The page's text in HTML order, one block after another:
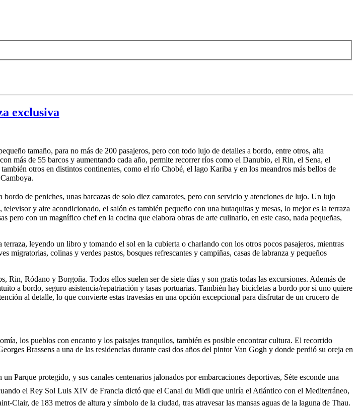
exclusiva
tamaño, para no más de 200 pasajeros, pero con todo lujo de detalles a bordo, entre otros, alta
más de 55 barcos y aumentando cada año, permite recorrer ríos como el Danubio, el Rin, el Sena, el
otros en distintos continentes, como el río Chobé, el lago Kariba y en los meandros más bellos de
de peniches, unas barcazas de solo diez camarotes, pero con servicio y atenciones de lujo. Un lujo
y aire acondicionado, el salón es también pequeño con una butaquitas y mesas, lo mejor es la terraza
pero con un magnífico chef en la cocina que elabora obras de arte culinario, en este caso, nada pequeñas,
leyendo un libro y tomando el sol en la cubierta o charlando con los otros pocos pasajeros, mientras
colinas y verdes pastos, bosques refrescantes y campiñas, casas de labranza y pequeños
Ródano y Borgoña. Todos ellos suelen ser de siete días y son gratis todas las excursiones. Además de
a bordo, seguro asistencia/repatriación y tasas portuarias. También hay bicicletas a bordo por si uno quiere
al detalle, lo que convierte estas travesías en una opción excepcional para disfrutar de un crucero de
los pueblos con encanto y los paisajes tranquilos, también es posible encontrar cultura. El recorrido
Brassens a una de las residencias durante casi dos años del pintor Van Gogh y donde perdió su oreja en
Parque protegido, y sus canales centenarios jalonados por embarcaciones deportivas, Sète esconde una
el Rey Sol Luis XIV de Francia dictó que el Canal du Midi que uniría el Atlántico con el Mediterráneo,
Clair, de 183 metros de altura y símbolo de la ciudad, tras atravesar las mansas aguas de la laguna de Thau.